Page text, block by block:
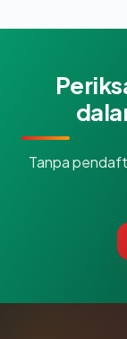
Tanpa